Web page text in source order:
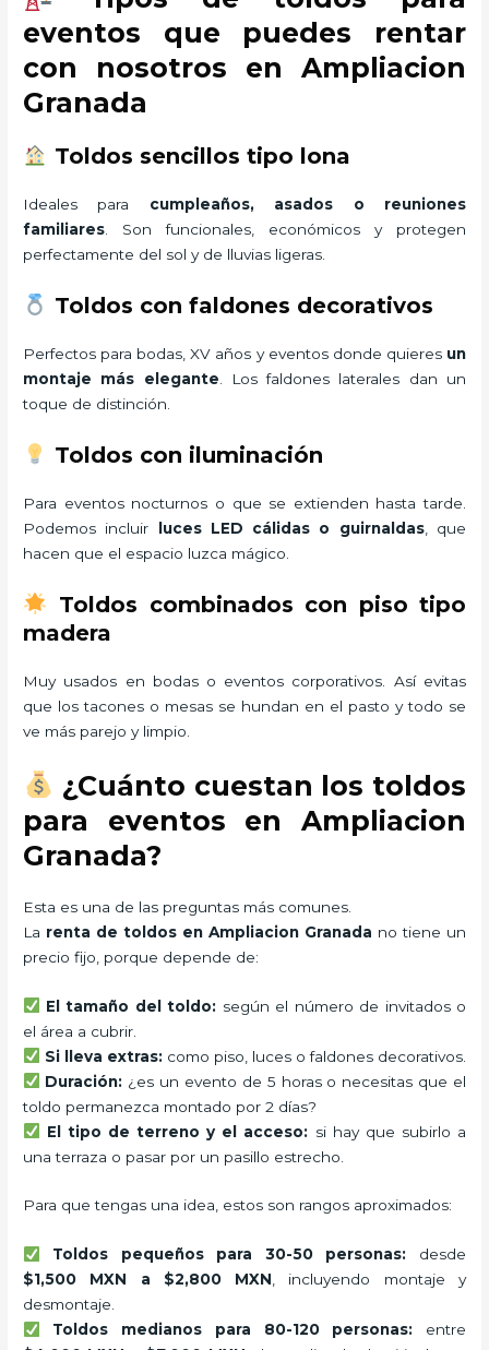
eventos que puedes rentar
con nosotros en Ampliacion
Granada
Toldos sencillos tipo lona
Ideales para cumpleaños, asados o reuniones
familiares . Son funcionales, económicos y protegen
perfectamente del sol y de lluvias ligeras.
Toldos con faldones decorativos
Perfectos para bodas, XV años y eventos donde quieres un
montaje más elegante . Los faldones laterales dan un
toque de distinción.
Toldos con iluminación
Para eventos nocturnos o que se extienden hasta tarde.
Podemos incluir
luces LED cálidas o guirnaldas, que
hacen que el espacio luzca mágico.
Toldos combinados con piso tipo
madera
Muy usados en bodas o eventos corporativos. Así evitas
que los tacones o mesas se hundan en el pasto y todo se
ve más parejo y limpio.
¿Cuánto cuestan los toldos
para eventos en Ampliacion
Granada?
Esta es una de las preguntas más comunes.
La renta de toldos en Ampliacion Granada no tiene un
precio fijo, porque depende de:
El tamaño del toldo: según el número de invitados o
el área a cubrir.
Si lleva extras:como piso, luces o faldones decorativos.
Duración: ¿es un evento de 5 horas o necesitas que el
toldo permanezca montado por 2 días?
El tipo de terreno y el acceso: si hay que subirlo a
una terraza o pasar por un pasillo estrecho.
Para que tengas una idea, estos son rangos aproximados:
Toldos pequeños para 30-50 personas: desde
$1,500 MXN a $2,800 MXN, incluyendo montaje y
desmontaje.
Toldos medianos para 80-120 personas: entre